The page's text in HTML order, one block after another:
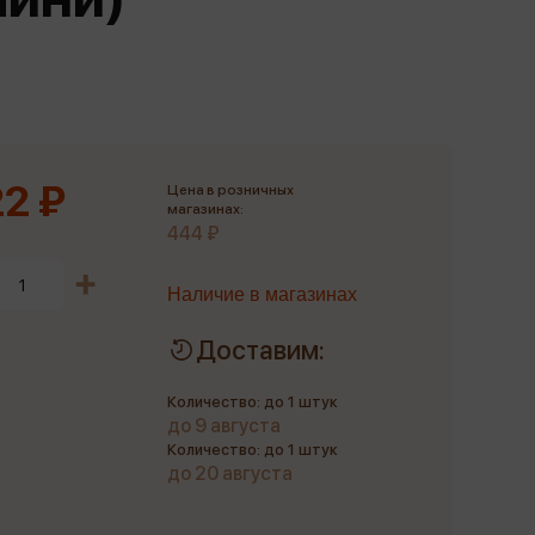
₽
Цена в розничных
магазинах:
444 ₽
Наличие в магазинах
Доставим:
Количество: до 1 штук
до 9 августа
Количество: до 1 штук
до 20 августа